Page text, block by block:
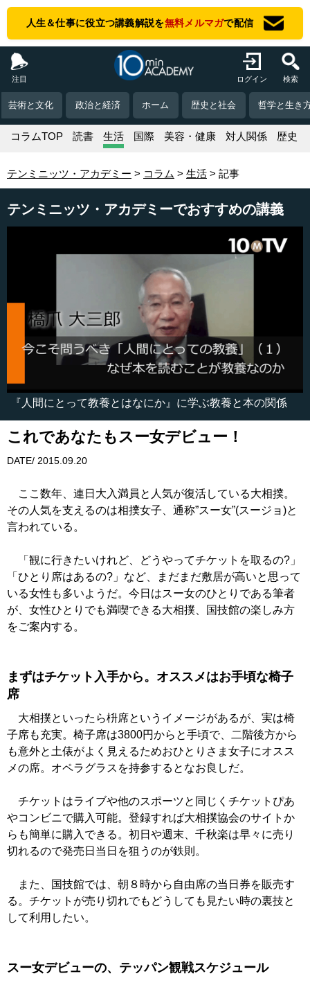
人生＆仕事に役立つ講義解説を無料メルマガで配信
注目 ログイン 検索
芸術と文化 政治と経済 ホーム 歴史と社会 哲学と生き
コラムTOP 読書 生活 国際 美容・健康 対人関係 歴史
テンミニッツ・アカデミー コラム 生活 記事
テンミニッツ・アカデミーでおすすめの講義
『人間にとって教養とはなにか』に学ぶ教養と本の関係
これであなたもスー女デビュー！
DATE/ 2015.09.20
ここ数年、連日大入満員と人気が復活している大相撲。
その人気を支えるのは相撲女子、通称”スー女”(スージョ)と
言われている。
「観に行きたいけれど、どうやってチケットを取るの?」
「ひとり席はあるの?」など、まだまだ敷居が高いと思って
いる女性も多いようだ。今日はスー女のひとりである筆者
が、女性ひとりでも満喫できる大相撲、国技館の楽しみ方
をご案内する。
まずはチケット入手から。オススメはお手頃な椅子
席
大相撲といったら枡席というイメージがあるが、実は椅
子席も充実。椅子席は3800円からと手頃で、二階後方から
も意外と土俵がよく見えるためおひとりさま女子にオスス
メの席。オペラグラスを持参するとなお良しだ。
チケットはライブや他のスポーツと同じくチケットぴあ
やコンビニで購入可能。登録すれば大相撲協会のサイトか
らも簡単に購入できる。初日や週末、千秋楽は早々に売り
切れるので発売日当日を狙うのが鉄則。
また、国技館では、朝８時から自由席の当日券を販売す
る。チケットが売り切れでもどうしても見たい時の裏技と
して利用したい。
スー女デビューの、テッパン観戦スケジュール